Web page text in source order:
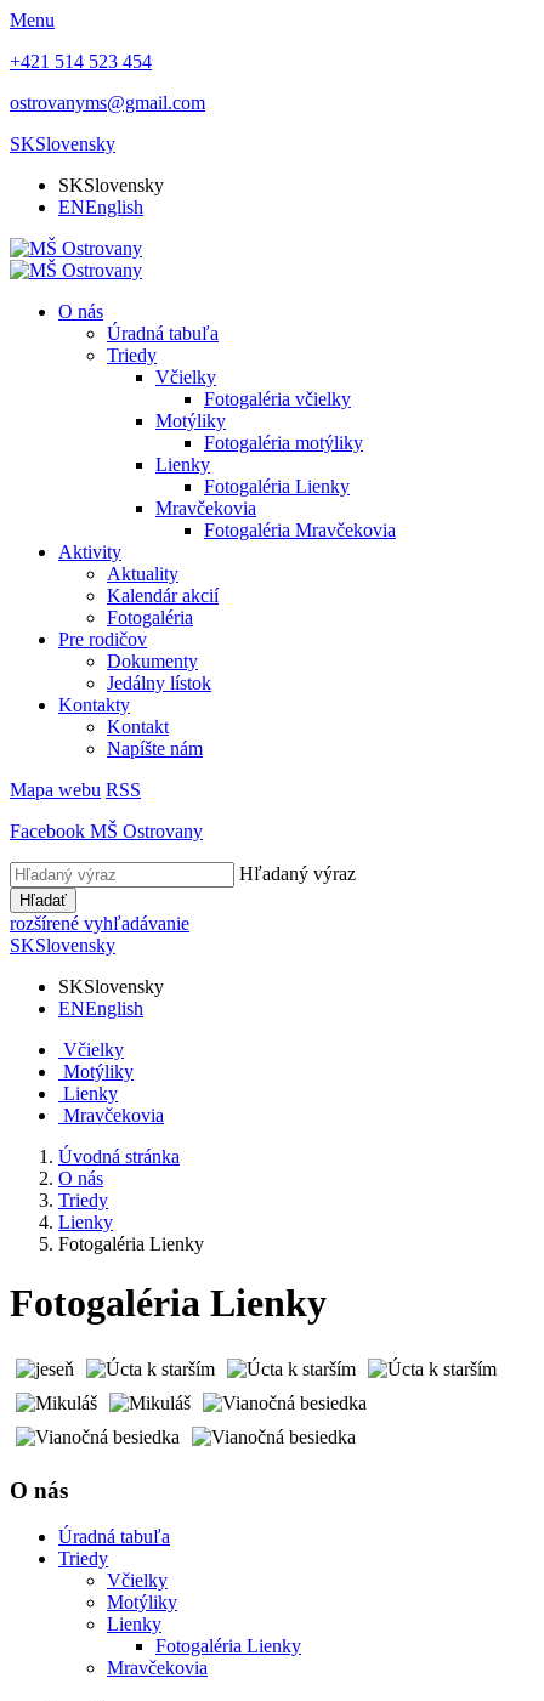
Menu
+421 514 523 454
ostrovanyms@gmail.com
SKSlovensky
SKSlovensky
ENEnglish
O nás
Úradná tabuľa
Triedy
Včielky
Fotogaléria včielky
Motýliky
Fotogaléria motýliky
Lienky
Fotogaléria Lienky
Mravčekovia
Fotogaléria Mravčekovia
Aktivity
Aktuality
Kalendár akcií
Fotogaléria
Pre rodičov
Dokumenty
Jedálny lístok
Kontakty
Kontakt
Napíšte nám
Mapa webu RSS
Facebook MŠ Ostrovany
Hľadaný výraz
Hľadať
rozšírené vyhľadávanie
SKSlovensky
SKSlovensky
ENEnglish
Včielky
Motýliky
Lienky
Mravčekovia
Úvodná stránka
O nás
Triedy
Lienky
Fotogaléria Lienky
Fotogaléria Lienky
O nás
Úradná tabuľa
Triedy
Včielky
Motýliky
Lienky
Fotogaléria Lienky
Mravčekovia